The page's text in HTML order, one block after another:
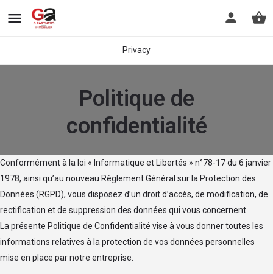
Privacy
Politique de
confidentialité
Conformément à la loi « Informatique et Libertés » n°78-17 du 6 janvier
1978, ainsi qu’au nouveau Règlement Général sur la Protection des
Données (RGPD), vous disposez d’un droit d’accès, de modification, de
rectification et de suppression des données qui vous concernent.
La présente Politique de Confidentialité vise à vous donner toutes les
informations relatives à la protection de vos données personnelles
mise en place par notre entreprise.